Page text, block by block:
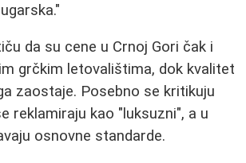
da su cene u Crnoj Gori čak i
grčkim letovalištima, dok kvalitet
zaostaje. Posebno se kritikuju
reklamiraju kao "luksuzni", a u
osnovne standarde.